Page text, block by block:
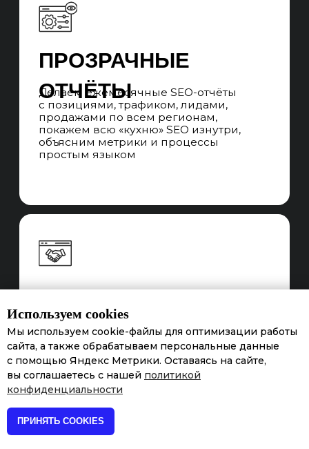
Используем cookies
Мы используем cookie-файлы для оптимизации работы
сайта, а также обрабатываем персональные данные
с помощью Яндекс Метрики. Оставаясь на сайте,
вы соглашаетесь с нашей политикой
конфиденциальности
ПРИНЯТЬ COOKIES